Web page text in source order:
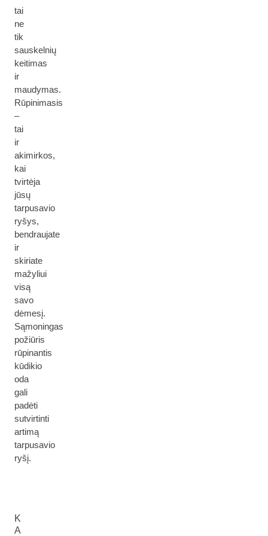
tai
ne
tik
sauskelnių
keitimas
ir
maudymas.
Rūpinimasis
–
tai
ir
akimirkos,
kai
tvirtėja
jūsų
tarpusavio
ryšys,
bendraujate
ir
skiriate
mažyliui
visą
savo
dėmesį.
Sąmoningas
požiūris
rūpinantis
kūdikio
oda
gali
padėti
sutvirtinti
artimą
tarpusavio
ryšį.
K
A